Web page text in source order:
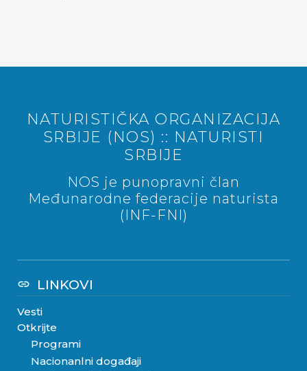
NATURISTIČKA ORGANIZACIJA
SRBIJE (NOS) :: NATURISTI
SRBIJE
NOS je punopravni član
Međunarodne federacije naturista
(INF-FNI)
link LINKOVI
Vesti
Otkrijte
Programi
Nacionanlni događaji